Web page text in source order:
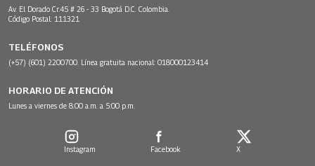
Av. El Dorado Cr.45 # 26 - 33 Bogotá D.C. Colombia.
Código Postal: 111321
TELÉFONOS
(+57) (601) 2200700. Línea gratuita nacional: 018000123414
HORARIO DE ATENCIÓN
Lunes a viernes de 8:00 a.m. a 5:00 p.m.
Instagram Facebook X